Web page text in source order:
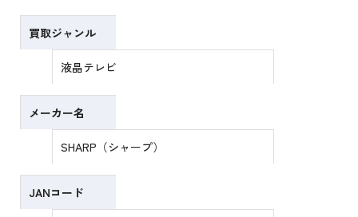
買取ジャンル
液晶テレビ
メーカー名
SHARP（シャープ）
JANコード